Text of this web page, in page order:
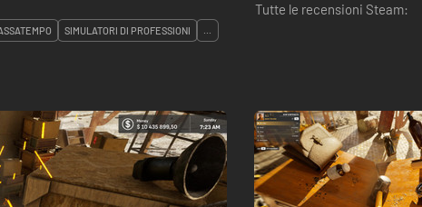
Tutte le recensioni Steam:
SIMULATORI DI PROFESSIONI ...